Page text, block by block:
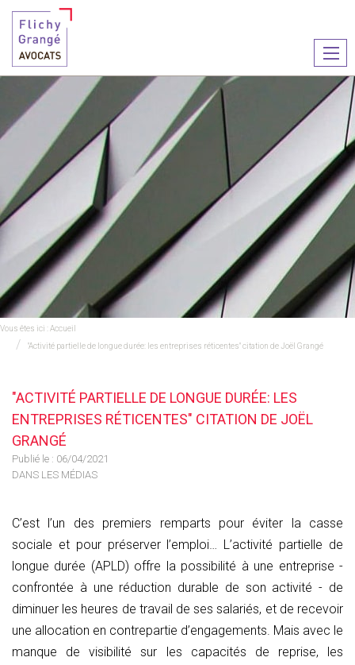
le
Vous êtes ici :Accueil
"Activité partielle de longue durée: les entreprises réticentes" citation de Joël Grangé
"ACTIVITÉ PARTIELLE DE LONGUE DURÉE: LES
ENTREPRISES RÉTICENTES" CITATION DE JOËL
GRANGÉ
Publié le : 06/04/2021
DANS LES MÉDIAS
C’est l’un des premiers remparts pour éviter la casse
sociale et pour préserver l’emploi… L’activité partielle de
longue durée (APLD) offre la possibilité à une entreprise -
confrontée à une réduction durable de son activité - de
diminuer les heures de travail de ses salariés, et de recevoir
une allocation en contrepartie d’engagements. Mais avec le
manque de visibilité sur les capacités de reprise, les